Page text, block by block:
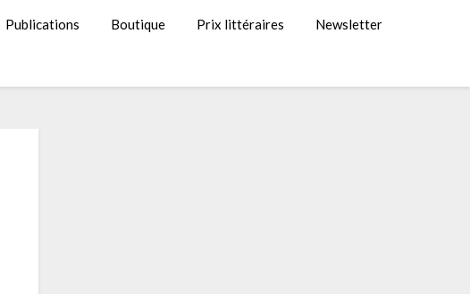
Publications Boutique Prix littéraires Newsletter